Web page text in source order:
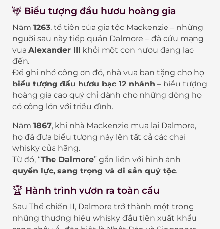
🦌 Biểu tượng đầu hươu hoàng gia
Năm 1263, tổ tiên của gia tộc Mackenzie – những
người sau này tiếp quản Dalmore – đã cứu mạng
vua Alexander III khỏi một con hươu đang lao
đến.
Để ghi nhớ công ơn đó, nhà vua ban tặng cho họ
biểu tượng đầu hươu bạc 12 nhánh – biểu tượng
hoàng gia cao quý chỉ dành cho những dòng họ
có công lớn với triều đình.
Năm 1867, khi nhà Mackenzie mua lại Dalmore,
họ đã đưa biểu tượng này lên tất cả các chai
whisky của hãng.
Từ đó, “The Dalmore” gắn liền với hình ảnh
quyền lực, sang trọng và di sản quý tộc.
🏆 Hành trình vươn ra toàn cầu
Sau Thế chiến II, Dalmore trở thành một trong
những thương hiệu whisky đầu tiên xuất khẩu